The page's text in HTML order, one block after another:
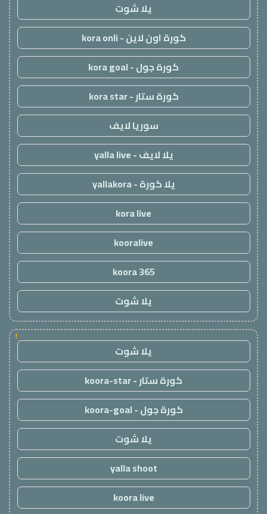
يلا شوت
كورة اون لاين - kora onli
كورة جول - kora goal
كورة ستار - kora star
سوريا لايف
يلا لايف - yalla live
يلا كورة - yallakora
kora live
kooralive
koora 365
يلا شوت
!
يلا شوت
كورة ستار - koora-star
كورة جول - koora-goal
يلا شوت
yalla shoot
koora live